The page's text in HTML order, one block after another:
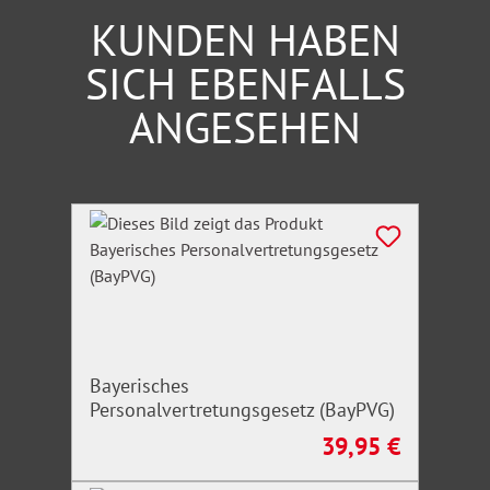
Erziehungshilfen hin.
Dieser Titel ist eine Veröffentlichung der
Internationalen Gesellschaft für erzieherische Hilfen
KUNDEN HABEN
SICH EBENFALLS
ANGESEHEN
Produktgalerie überspringen
Bayerisches
Personalvertretungsgesetz (BayPVG)
Regulärer Preis:
39,95 €